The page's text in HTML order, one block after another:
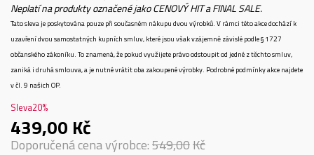
Neplatí na produkty označené jako CENOVÝ HIT a FINAL SALE.
Tato sleva je poskytována pouze při současném nákupu dvou výrobků. V rámci této akce dochází k
uzavření dvou samostatných kupních smluv, které jsou však vzájemně závislé podle § 1727
občanského zákoníku. To znamená, že pokud využijete právo odstoupit od jedné z těchto smluv,
zaniká i druhá smlouva, a je nutné vrátit oba zakoupené výrobky. Podrobné podmínky akce najdete
v čl. 9 našich OP.
Sleva20%
439,00 Kč
Doporučená cena výrobce:549,00Kč